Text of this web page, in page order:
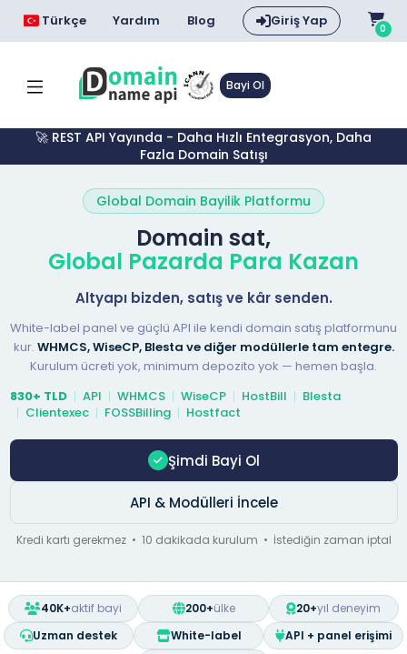
Türkçe Yardım Blog Giriş Yap 0
Bayi Ol
🚀 REST API Yayında - Daha Hızlı Entegrasyon, Daha
Fazla Domain Satışı
Global Domain Bayilik Platformu
Domain sat,
Global Pazarda Para Kazan
Altyapı bizden, satış ve kâr senden.
White-label panel ve güçlü API ile kendi domain satış platformunu
kur. WHMCS, WiseCP, Blesta ve diğer modüllerle tam entegre.
Kurulum ücreti yok, minimum depozito yok — hemen başla.
830+ TLD
API WHMCS WiseCP HostBill
Blesta
Clientexec
FOSSBilling Hostfact
Şimdi Bayi Ol
API & Modülleri İncele
Kredi kartı gerekmez • 10 dakikada kurulum • İstediğin zaman iptal
40K+aktif bayi 200+ülke 20+yıl deneyim
Uzman destek
White-label
API + panel erişimi